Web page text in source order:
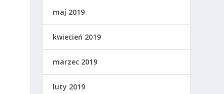
maj 2019
kwiecień 2019
marzec 2019
luty 2019